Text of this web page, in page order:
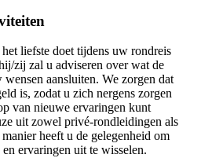
liefste doet tijdens uw rondreis
zij zal u adviseren over wat de
aansluiten. We zorgen dat
is, zodat u zich nergens zorgen
van nieuwe ervaringen kunt
uit zowel privé-rondleidingen als
heeft u de gelegenheid om
ervaringen uit te wisselen.